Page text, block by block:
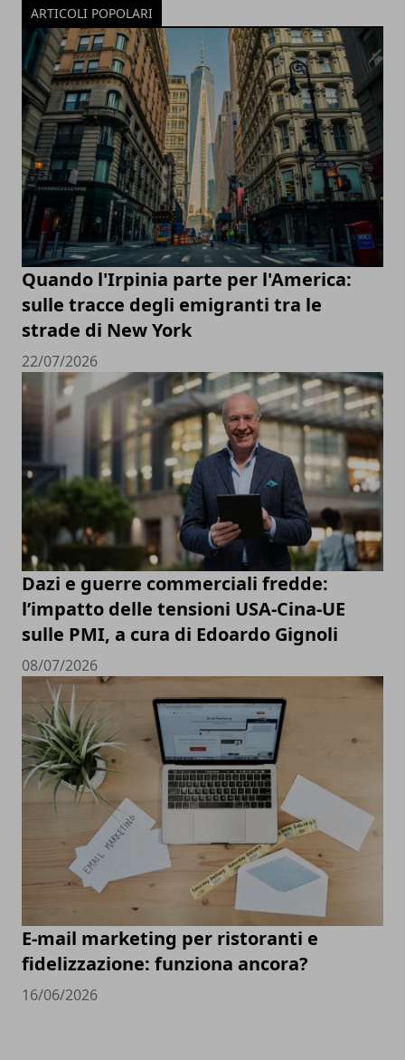
ARTICOLI POPOLARI
Quando l'Irpinia parte per l'America:
sulle tracce degli emigranti tra le
strade di New York
22/07/2026
Dazi e guerre commerciali fredde:
l’impatto delle tensioni USA-Cina-UE
sulle PMI, a cura di Edoardo Gignoli
08/07/2026
E-mail marketing per ristoranti e
fidelizzazione: funziona ancora?
16/06/2026